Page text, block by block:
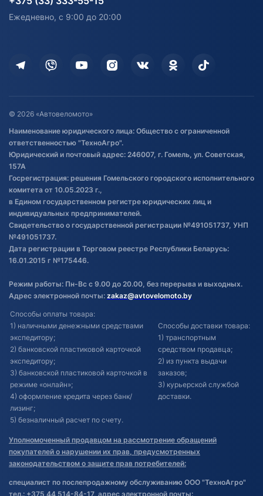
Доставка
Дополнительные услуги
Оставить отзыв
Договор публичной оферты
Обработка файлов cookie
Постановка транспорта на учет
Обновления в ЭПТС 2024
Здоровье
Ежедневно, с 9:00 до 20:00
© 2026 «Автовеломото»
Наименование юридического лица: Общество с ограниченной
ответственностью "ТехноАгро".
Юридический и почтовый адрес: 246007, г. Гомель, ул. Советская,
157А
Госрегистрация: решения Гомельского городского исполнительного
комитета от 10.05.2023 г.,
в Едином государственном регистре юридических лиц и
индивидуальных предпринимателей.
Свидетельство о государственной регистрации №491051737, УНП
№491051737.
Дата регистрации в Торговом реестре Республики Беларусь:
16.01.2015 г №175446.
Режим работы: Пн-Вс с 9.00 до 20.00, без перерыва и выходных.
Адрес электронной почты: zakaz@avtovelomoto.by
Способы оплаты товара:
1) наличными денежными средствами
экспедитору;
2) банковской пластиковой карточкой
экспедитору;
3) банковской пластиковой карточкой в
режиме «онлайн»;
4) оформление кредита через банк/
лизинг;
5) безналичный расчет по счету.
Способы доставки товара:
1) транспортным
средством продавца;
2) из пункта выдачи
заказов;
3) курьерской службой
доставки.
Уполномоченный продавцом на рассмотрение обращений
покупателей о нарушении их прав, предусмотренных
законодательством о защите прав потребителей:
специалист по послепродажному обслуживанию ООО "ТехноАгро"
тел.: +375 44 514-84-17, адрес электронной почты: